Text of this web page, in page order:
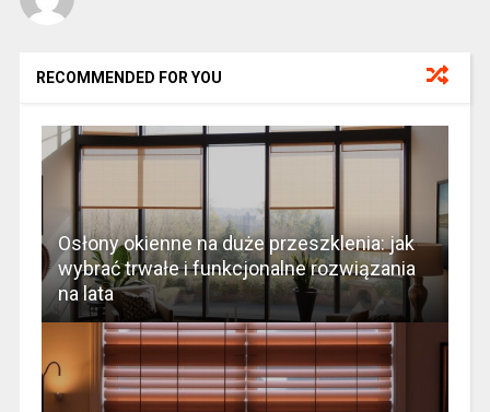
RECOMMENDED FOR YOU
Osłony okienne na duże przeszklenia: jak
wybrać trwałe i funkcjonalne rozwiązania
na lata